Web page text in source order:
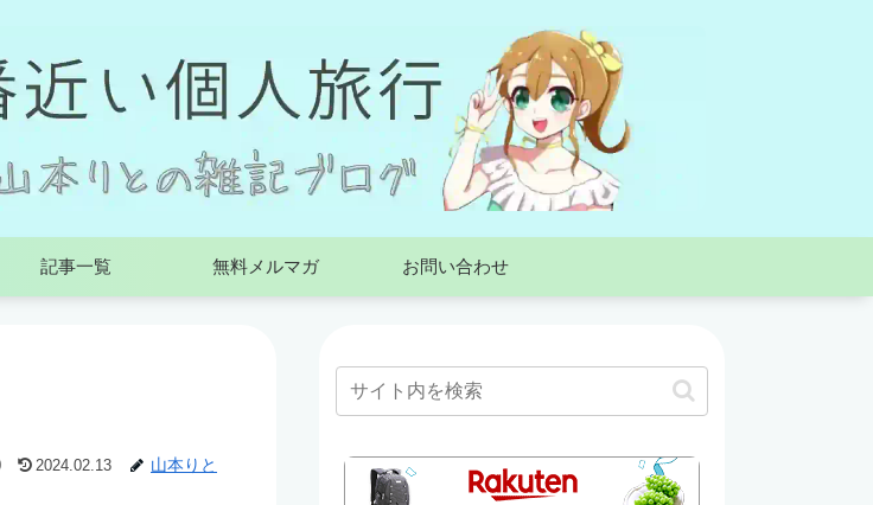
記事一覧 無料メルマガ お問い合わせ
2024.02.13 山本りと